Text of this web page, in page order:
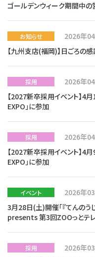
ゴールデンウィーク期間中の
お知らせ
2026年
【九州支店(福岡)】日ごろの
採用
2026年
【2027新卒採用イベント】4
EXPO」に参加
採用
2026年
【2027新卒採用イベント】4
EXPO」に参加
イベント
2026年
3月28日(土)開催「『てんのう
presents 第3回ZOOっとテレ
採用
2026年